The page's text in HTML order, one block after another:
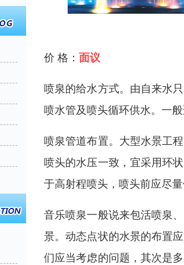
价 格： 面议
喷泉的给水方式。由自来水
喷水管及喷头循环供水。一般
喷泉管道布置。大型水景工
喷头的水压一致，宜采用环
于高射程喷头，喷头前应尽
音乐喷泉一般说来包活喷泉
景。动态点状的水景的布置
们应当考虑的问题，其次是